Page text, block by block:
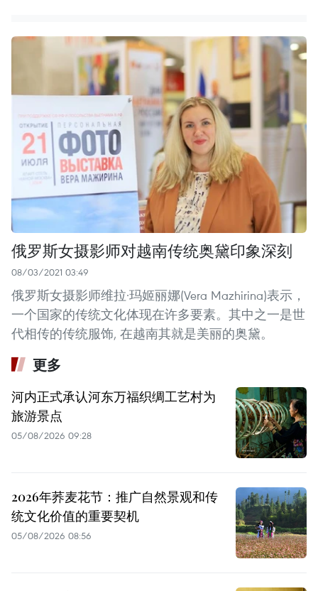
俄罗斯女摄影师对越南传统奥黛印象深刻
08/03/2021 03:49
俄罗斯女摄影师维拉·玛姬丽娜(Vera Mazhirina)表示，
一个国家的传统文化体现在许多要素。其中之一是世
代相传的传统服饰, 在越南其就是美丽的奥黛。
更多
河内正式承认河东万福织绸工艺村为
旅游景点
05/08/2026 09:28
2026年荞麦花节：推广自然景观和传
统文化价值的重要契机
05/08/2026 08:56